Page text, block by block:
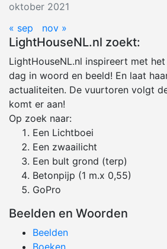
oktober 2021
« sep nov »
LightHouseNL.nl zoekt:
LightHouseNL.nl inspireert met
dag in woord en beeld! En laat
actualiteiten. De vuurtoren volgt
komt er aan!
Op zoek naar:
Een Lichtboei
Een zwaailicht
Een bult grond (terp)
Betonpijp (1 m.x 0,55)
GoPro
Beelden en Woorden
Beelden